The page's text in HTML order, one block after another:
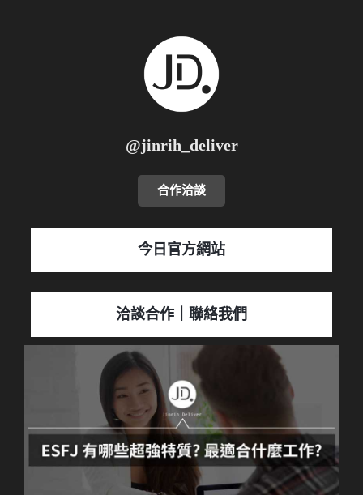
@jinrih_deliver
合作洽談
今日官方網站
洽談合作｜聯絡我們